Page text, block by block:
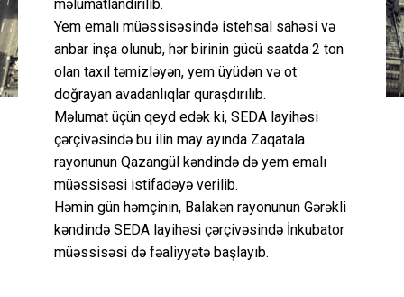
məlumatlandırılıb.
Yem emalı müəssisəsində istehsal sahəsi və
anbar inşa olunub, hər birinin gücü saatda 2 ton
olan taxıl təmizləyən, yem üyüdən və ot
doğrayan avadanlıqlar quraşdırılıb.
Məlumat üçün qeyd edək ki, SEDA layihəsi
çərçivəsində bu ilin may ayında Zaqatala
rayonunun Qazangül kəndində də yem emalı
müəssisəsi istifadəyə verilib.
Həmin gün həmçinin, Balakən rayonunun Gərəkli
kəndində SEDA layihəsi çərçivəsində İnkubator
müəssisəsi də fəaliyyətə başlayıb.